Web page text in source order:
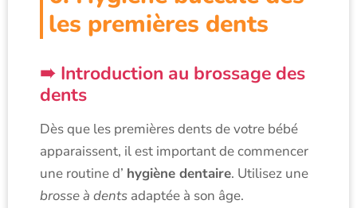
les premières dents
Introduction au brossage des
dents
Dès que les premières dents de votre bébé
apparaissent, il est important de commencer
une routine d’ hygiène dentaire. Utilisez une
brosse à dents adaptée à son âge.